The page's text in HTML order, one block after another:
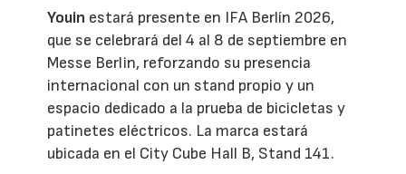
Youin estará presente en IFA Berlín 2026,
que se celebrará del 4 al 8 de septiembre en
Messe Berlin, reforzando su presencia
internacional con un stand propio y un
espacio dedicado a la prueba de bicicletas y
patinetes eléctricos. La marca estará
ubicada en el City Cube Hall B, Stand 141.